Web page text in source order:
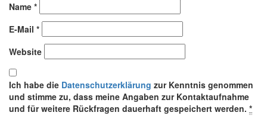
Name *
E-Mail *
Website
Ich habe die Datenschutzerklärung zur Kenntnis genommen
und stimme zu, dass meine Angaben zur Kontaktaufnahme
und für weitere Rückfragen dauerhaft gespeichert werden. *